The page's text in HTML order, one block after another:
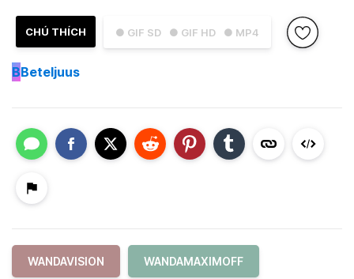
● GIF SD ● GIF HD ● MP4
CHÚ THÍCH
BBeteljuus
WANDAVISION WANDAMAXIMOFF